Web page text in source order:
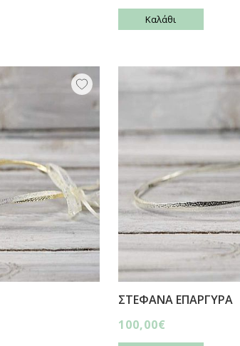
Καλάθι
ΣΤΕΦΑΝΑ ΕΠΑΡΓΥΡΑ
100,00€